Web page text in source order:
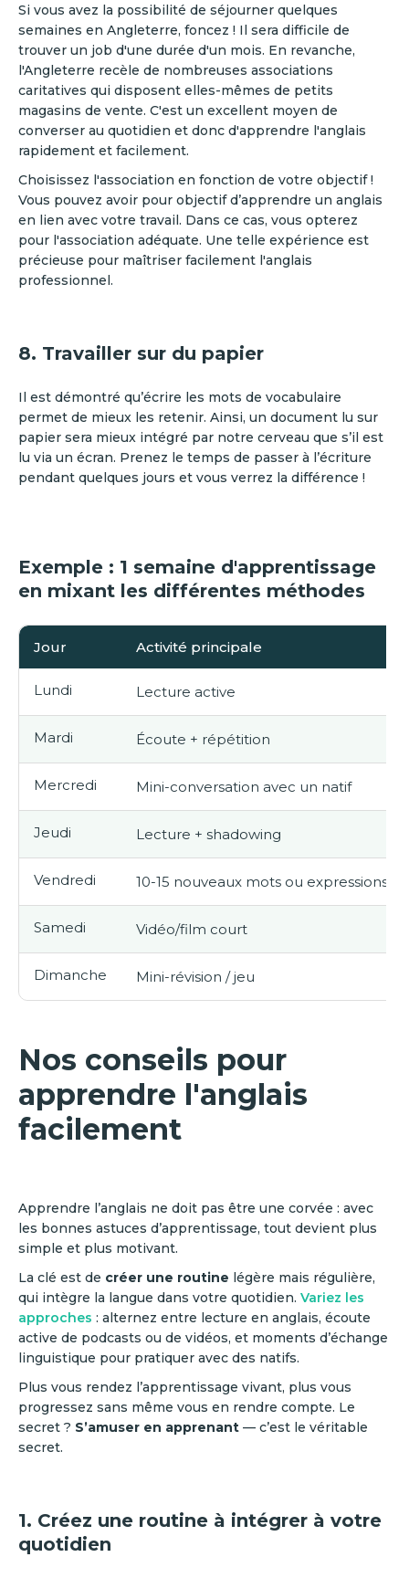
Si vous avez la possibilité de séjourner quelques
semaines en Angleterre, foncez ! Il sera difficile de
trouver un job d'une durée d'un mois. En revanche,
l'Angleterre recèle de nombreuses associations
caritatives qui disposent elles-mêmes de petits
magasins de vente. C'est un excellent moyen de
converser au quotidien et donc d'apprendre l'anglais
rapidement et facilement.
Choisissez l'association en fonction de votre objectif !
Vous pouvez avoir pour objectif d’apprendre un anglais
en lien avec votre travail. Dans ce cas, vous opterez
pour l'association adéquate. Une telle expérience est
précieuse pour maîtriser facilement l'anglais
professionnel.
8. Travailler sur du papier
Il est démontré qu’écrire les mots de vocabulaire
permet de mieux les retenir. Ainsi, un document lu sur
papier sera mieux intégré par notre cerveau que s’il est
lu via un écran. Prenez le temps de passer à l’écriture
pendant quelques jours et vous verrez la différence !
Exemple : 1 semaine d'apprentissage
en mixant les différentes méthodes
Jour Activité principale
Lundi Lecture active
Mardi Écoute + répétition
Mercredi Mini-conversation avec un natif
Jeudi Lecture + shadowing
Vendredi 10-15 nouveaux mots ou expressions
Samedi Vidéo/film court
Dimanche Mini-révision / jeu
Nos conseils pour
apprendre l'anglais
facilement
Apprendre l’anglais ne doit pas être une corvée : avec
les bonnes astuces d’apprentissage, tout devient plus
simple et plus motivant.
La clé est de créer une routine légère mais régulière,
qui intègre la langue dans votre quotidien. Variez les
approches : alternez entre lecture en anglais, écoute
active de podcasts ou de vidéos, et moments d’échange
linguistique pour pratiquer avec des natifs.
Plus vous rendez l’apprentissage vivant, plus vous
progressez sans même vous en rendre compte. Le
secret ? S’amuser en apprenant — c’est le véritable
secret.
1. Créez une routine à intégrer à votre
quotidien